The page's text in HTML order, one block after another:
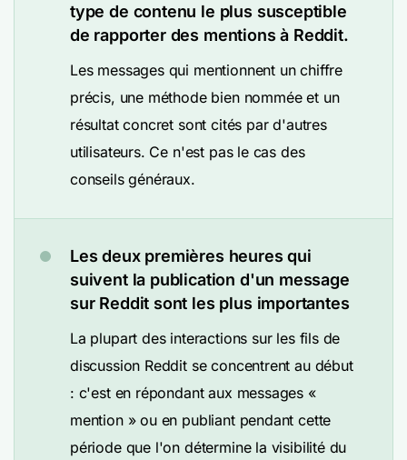
type de contenu le plus susceptible
de rapporter des mentions à Reddit.
Les messages qui mentionnent un chiffre
précis, une méthode bien nommée et un
résultat concret sont cités par d'autres
utilisateurs. Ce n'est pas le cas des
conseils généraux.
Les deux premières heures qui
suivent la publication d'un message
sur Reddit sont les plus importantes
La plupart des interactions sur les fils de
discussion Reddit se concentrent au début
: c'est en répondant aux messages «
mention » ou en publiant pendant cette
période que l'on détermine la visibilité du